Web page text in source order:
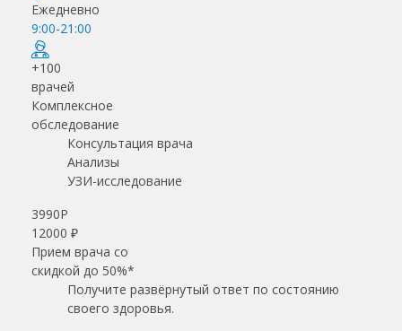
Ежедневно
9:00-21:00
+100
врачей
Комплексное
обследование
Консультация врача
Анализы
УЗИ-исследование
3990Р
12000 ₽
Прием врача со
скидкой до 50%*
Получите развёрнутый ответ по состоянию
своего здоровья.